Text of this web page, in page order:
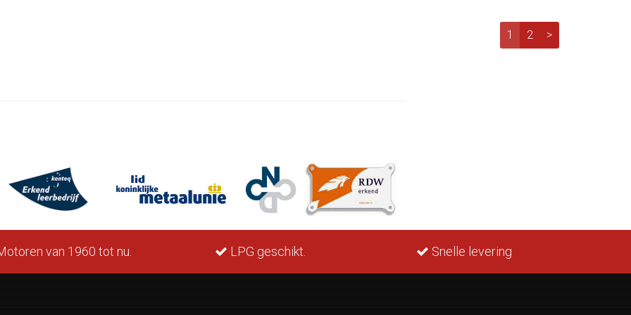
1 2 >
van 1960 tot nu. LPG geschikt. Snelle levering